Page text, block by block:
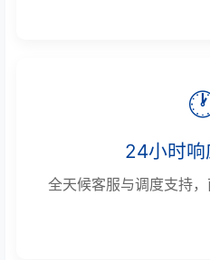
24小时响
全天候客服与调度支持